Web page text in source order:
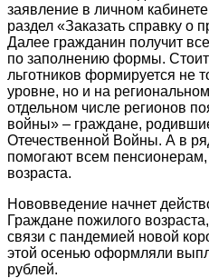
заявление в личном
раздел «Заказать справку о
Далее гражданин получит
по заполнению формы. Стоит
льготников формируется не
уровне, но и на
отдельном числе регионов
войны» – граждане,
Отечественной Войны. А в
помогают всем пенсионерам,
возраста.
Нововведение начнет
Граждане пожилого
связи с пандемией новой
этой осенью оформляли
рублей.